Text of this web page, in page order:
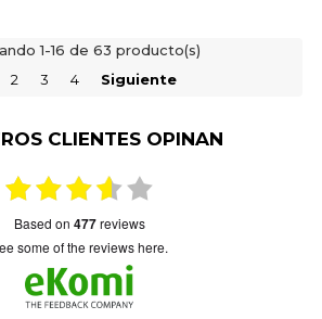
1-16 de 63 producto(s)
2 3 4 Siguiente
CLIENTES OPINAN
based on 477reviews
see some of the reviews here.